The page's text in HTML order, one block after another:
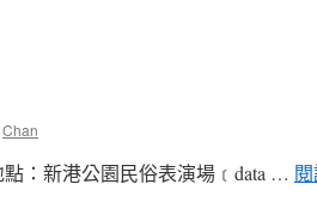
Chan
點：新港公園民俗表演場﹝data …